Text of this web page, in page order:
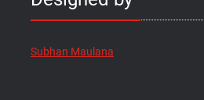
Subhan Maulana